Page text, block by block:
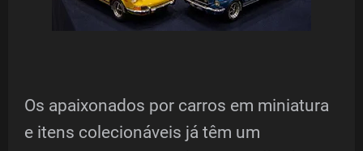
Os apaixonados por carros em miniatura
e itens colecionáveis já têm um